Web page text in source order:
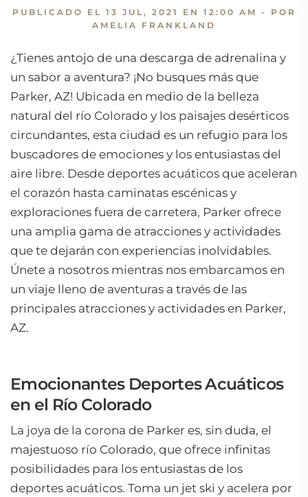
PUBLICADO EL 13 JUL, 2021 EN 12:00 AM - POR
AMELIA FRANKLAND
¿Tienes antojo de una descarga de adrenalina y
un sabor a aventura? ¡No busques más que
Parker, AZ! Ubicada en medio de la belleza
natural del río Colorado y los paisajes desérticos
circundantes, esta ciudad es un refugio para los
buscadores de emociones y los entusiastas del
aire libre. Desde deportes acuáticos que aceleran
el corazón hasta caminatas escénicas y
exploraciones fuera de carretera, Parker ofrece
una amplia gama de atracciones y actividades
que te dejarán con experiencias inolvidables.
Únete a nosotros mientras nos embarcamos en
un viaje lleno de aventuras a través de las
principales atracciones y actividades en Parker,
AZ.
Emocionantes Deportes Acuáticos
en el Río Colorado
La joya de la corona de Parker es, sin duda, el
majestuoso río Colorado, que ofrece infinitas
posibilidades para los entusiastas de los
deportes acuáticos. Toma un jet ski y acelera por